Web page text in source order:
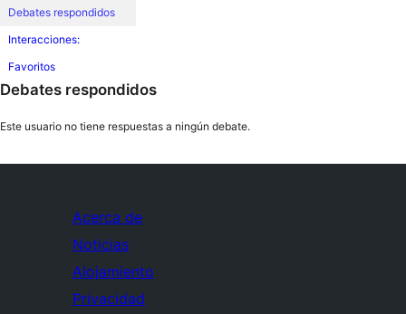
Debates respondidos
Interacciones:
Favoritos
Debates respondidos
Este usuario no tiene respuestas a ningún debate.
Acerca de
Noticias
Alojamiento
Privacidad